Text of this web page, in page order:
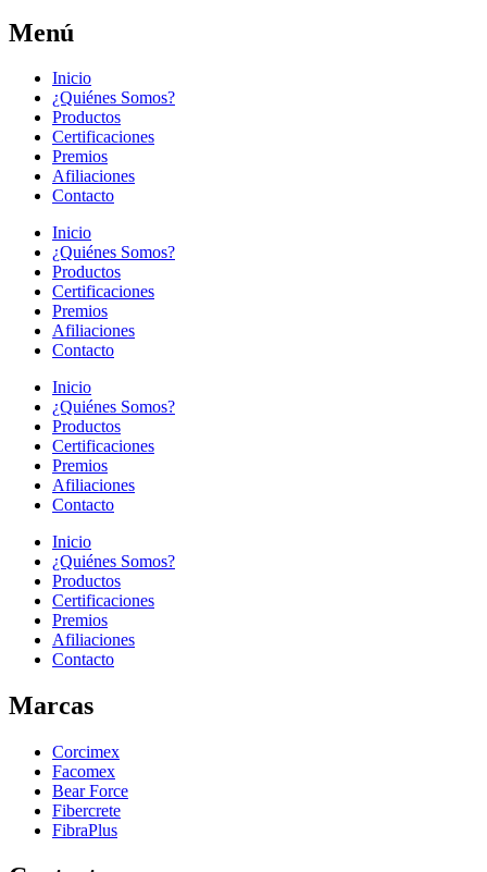
Menú
Inicio
¿Quiénes Somos?
Productos
Certificaciones
Premios
Afiliaciones
Contacto
Inicio
¿Quiénes Somos?
Productos
Certificaciones
Premios
Afiliaciones
Contacto
Inicio
¿Quiénes Somos?
Productos
Certificaciones
Premios
Afiliaciones
Contacto
Inicio
¿Quiénes Somos?
Productos
Certificaciones
Premios
Afiliaciones
Contacto
Marcas
Corcimex
Facomex
Bear Force
Fibercrete
FibraPlus